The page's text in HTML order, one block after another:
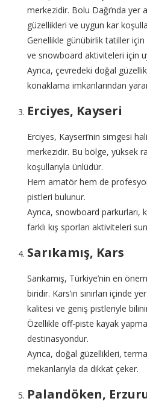
merkezidir. Bolu Dağı’nda yer
güzellikleri ve uygun kar
Genellikle günübirlik tatiller
ve snowboard aktiviteleri için
Ayrıca, çevredeki doğal
konaklama imkanlarından
Erciyes, Kayseri
Erciyes, Kayseri’nin simgesi
merkezidir. Bu bölge, yüksek
koşullarıyla ünlüdür.
Hem amatör hem de
pistleri bulunur.
Ayrıca, snowboard parkurları,
farklı kış sporları aktiviteleri
Sarıkamış, Kars
Sarıkamış, Türkiye’nin en
biridir. Kars’ın sınırları içinde
kalitesi ve geniş pistleriyle
Özellikle off-piste kayak
destinasyondur.
Ayrıca, doğal güzellikleri,
mekanlarıyla da dikkat çeker.
Palandöken,